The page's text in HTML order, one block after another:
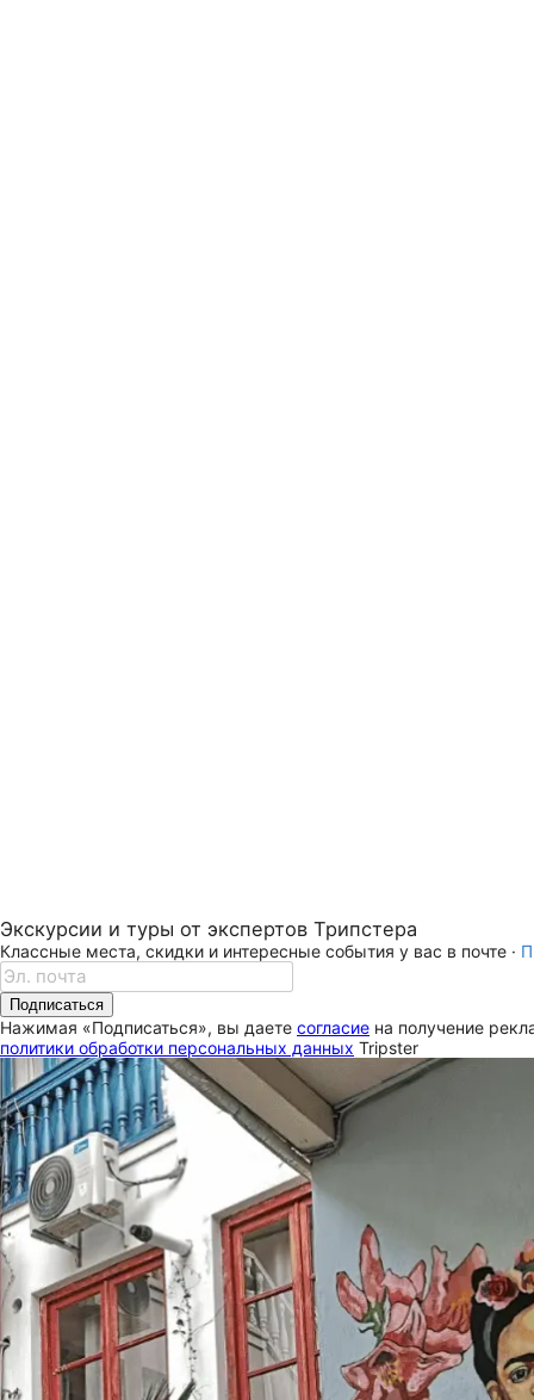
Экскурсии и туры от экспертов Трипстера
Классные места, скидки и интересные события у вас в почте ·
Подписаться
Нажимая «Подписаться», вы даете согласие на получение
политики обработки персональных данных Tripster